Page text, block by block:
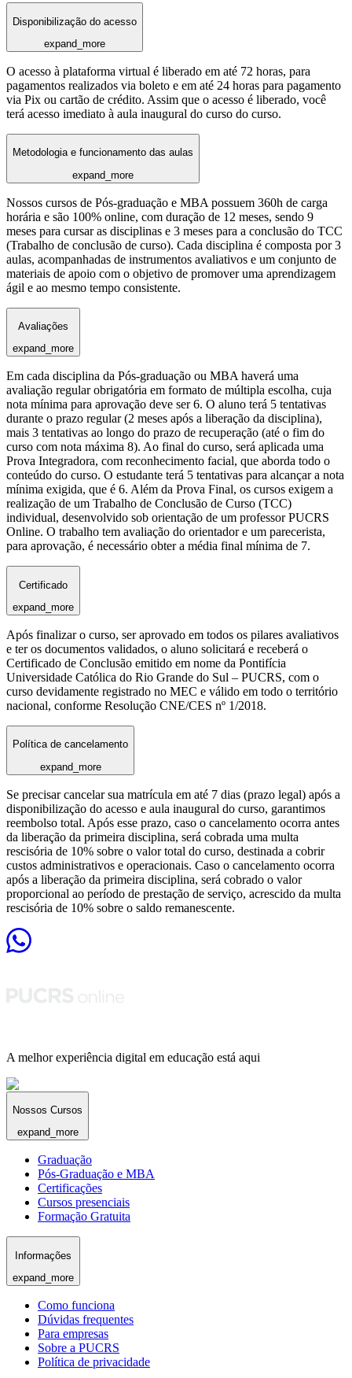
Disponibilização do acesso
expand_more
O acesso à plataforma virtual é liberado em até 72 horas, para
pagamentos realizados via boleto e em até 24 horas para pagamento
via Pix ou cartão de crédito. Assim que o acesso é liberado, você
terá acesso imediato à aula inaugural do curso do curso.
Metodologia e funcionamento das aulas
expand_more
Nossos cursos de Pós-graduação e MBA possuem 360h de carga
horária e são 100% online, com duração de 12 meses, sendo 9
meses para cursar as disciplinas e 3 meses para a conclusão do TCC
(Trabalho de conclusão de curso). Cada disciplina é composta por 3
aulas, acompanhadas de instrumentos avaliativos e um conjunto de
materiais de apoio com o objetivo de promover uma aprendizagem
ágil e ao mesmo tempo consistente.
Avaliações
expand_more
Em cada disciplina da Pós-graduação ou MBA haverá uma
avaliação regular obrigatória em formato de múltipla escolha, cuja
nota mínima para aprovação deve ser 6. O aluno terá 5 tentativas
durante o prazo regular (2 meses após a liberação da disciplina),
mais 3 tentativas ao longo do prazo de recuperação (até o fim do
curso com nota máxima 8). Ao final do curso, será aplicada uma
Prova Integradora, com reconhecimento facial, que aborda todo o
conteúdo do curso. O estudante terá 5 tentativas para alcançar a nota
mínima exigida, que é 6. Além da Prova Final, os cursos exigem a
realização de um Trabalho de Conclusão de Curso (TCC)
individual, desenvolvido sob orientação de um professor PUCRS
Online. O trabalho tem avaliação do orientador e um parecerista,
para aprovação, é necessário obter a média final mínima de 7.
Certificado
expand_more
Após finalizar o curso, ser aprovado em todos os pilares avaliativos
e ter os documentos validados, o aluno solicitará e receberá o
Certificado de Conclusão emitido em nome da Pontifícia
Universidade Católica do Rio Grande do Sul – PUCRS, com o
curso devidamente registrado no MEC e válido em todo o território
nacional, conforme Resolução CNE/CES nº 1/2018.
Política de cancelamento
expand_more
Se precisar cancelar sua matrícula em até 7 dias (prazo legal) após a
disponibilização do acesso e aula inaugural do curso, garantimos
reembolso total. Após esse prazo, caso o cancelamento ocorra antes
da liberação da primeira disciplina, será cobrada uma multa
rescisória de 10% sobre o valor total do curso, destinada a cobrir
custos administrativos e operacionais. Caso o cancelamento ocorra
após a liberação da primeira disciplina, será cobrado o valor
proporcional ao período de prestação de serviço, acrescido da multa
rescisória de 10% sobre o saldo remanescente.
A melhor experiência digital em educação está aqui
Nossos Cursos
expand_more
Graduação
Pós-Graduação e MBA
Certificações
Cursos presenciais
Formação Gratuita
Informações
expand_more
Como funciona
Dúvidas frequentes
Para empresas
Sobre a PUCRS
Política de privacidade